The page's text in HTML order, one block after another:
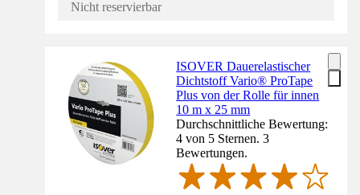
Nicht reservierbar
ISOVER Dauerelastischer
Dichtstoff Vario® ProTape
Plus von der Rolle für innen
10 m x 25 mm
Durchschnittliche Bewertung:
4 von 5 Sternen. 3
Bewertungen.